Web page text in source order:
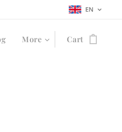
EN
More Cart